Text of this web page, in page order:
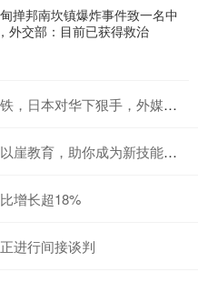
掸邦南坎镇爆炸事件致一名中
外交部：目前已获得救治
华下狠手，外媒：比美国人还绝
教育，助你成为新技能人才
增长超18%
进行间接谈判